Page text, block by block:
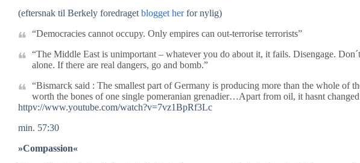
(eftersnak til Berkely foredraget blogget herfor nylig)
“Democracies cannot occupy. Only empires can out-terrorise terrorists”
“The Middle East is unimportant – whatever you do about it, it fails. Disengage.
alone. If there are real dangers, go and bomb.”
“Bismarck said : The smallest part of Germany is producing more than the whole of
worth the bones of one single pomeranian grenadier…Apart from oil, it hasnt
httpv://www.youtube.com/watch?v=7vz1BpRf3Lc
min. 57:30
»Compassion«